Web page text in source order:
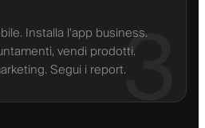
3
Installa l'app business.
vendi prodotti.
Segui i report.